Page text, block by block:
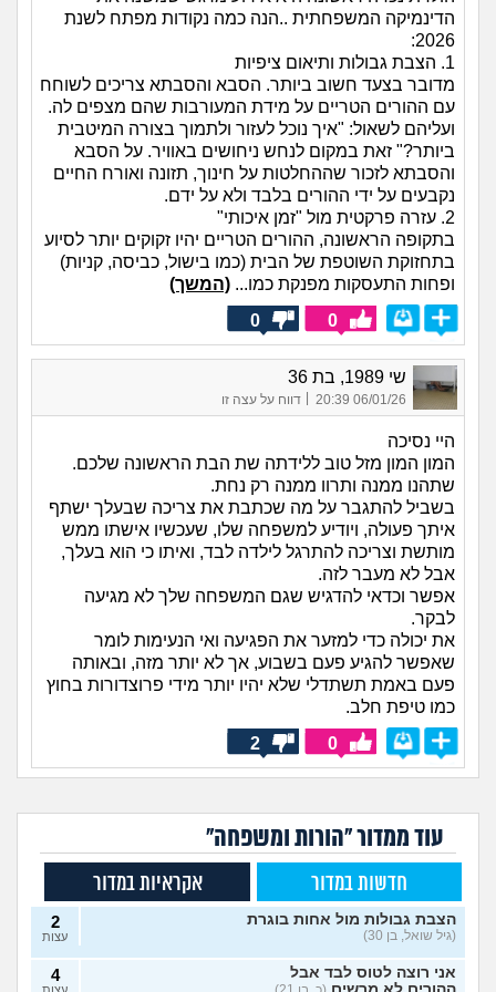
הדינמיקה המשפחתית ..הנה כמה נקודות מפתח לשנת
2026:
1. הצבת גבולות ותיאום ציפיות
מדובר בצעד חשוב ביותר. הסבא והסבתא צריכים לשוחח
עם ההורים הטריים על מידת המעורבות שהם מצפים לה.
ועליהם לשאול: "איך נוכל לעזור ולתמוך בצורה המיטבית
ביותר?" זאת במקום לנחש ניחושים באוויר. על הסבא
והסבתא לזכור שההחלטות על חינוך, תזונה ואורח החיים
נקבעים על ידי ההורים בלבד ולא על ידם.
2. עזרה פרקטית מול "זמן איכותי"
בתקופה הראשונה, ההורים הטריים יהיו זקוקים יותר לסיוע
בתחזוקת השוטפת של הבית (כמו בישול, כביסה, קניות)
ופחות התעסקות מפנקת כמו... (המשך)
0
0
שי 1989, בת 36
06/01/26 20:39
| דווח על עצה זו
היי נסיכה
המון המון מזל טוב ללידתה שת הבת הראשונה שלכם.
שתהנו ממנה ותרוו ממנה רק נחת.
בשביל להתגבר על מה שכתבת את צריכה שבעלך ישתף
איתך פעולה, ויודיע למשפחה שלו, שעכשיו אישתו ממש
מותשת וצריכה להתרגל לילדה לבד, ואיתו כי הוא בעלך,
אבל לא מעבר לזה.
אפשר וכדאי להדגיש שגם המשפחה שלך לא מגיעה
לבקר.
את יכולה כדי למזער את הפגיעה ואי הנעימות לומר
שאפשר להגיע פעם בשבוע, אך לא יותר מזה, ובאותה
פעם באמת תשתדלי שלא יהיו יותר מידי פרוצדורות בחוץ
כמו טיפת חלב.
0
2
עוד ממדור "הורות ומשפחה"
חדשות במדור אקראיות במדור
הצבת גבולות מול אחות בוגרת
(גיל שואל, בן 30)
2
עצות
אני רוצה לטוס לבד אבל
4